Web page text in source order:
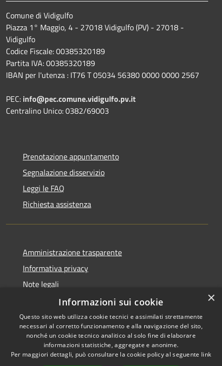
Comune di Vidigulfo
Piazza 1° Maggio, 4 - 27018 Vidigulfo (PV) - 27018 -
Vidigulfo
Codice Fiscale: 00385320189
Partita IVA: 00385320189
IBAN per l'utenza : IT76 T 05034 56380 0000 0000 2567
PEC: info@pec.comune.vidigulfo.pv.it
Centralino Unico: 0382/69003
Prenotazione appuntamento
Segnalazione disservizio
Leggi le FAQ
Richiesta assistenza
Amministrazione trasparente
Informativa privacy
Note legali
Dichiarazione di accessibilità
RSS
Accessibilità
Copyright © 2026 • Comune di
×
Informazioni sui cookie
Questo sito web utilizza cookie tecnici e assimilati strettamente
necessari al corretto funzionamento e alla navigazione del sito,
nonché un cookie tecnico analitico al solo fine di elaborare
informazioni statistiche, aggregate e anonime.
Per maggiori dettagli, può consultare la cookie policy al seguente link